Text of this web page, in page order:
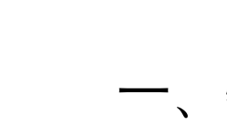
一、